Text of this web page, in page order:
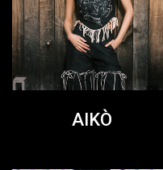
AIKÒ